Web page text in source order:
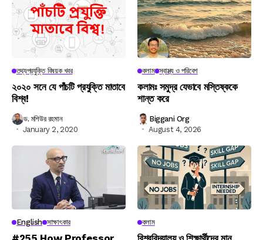
তথ্যপ্রযুক্তি বিষয়ক খবর
২০২০ সনে যে পাঁচটি প্রযুক্তি মাতাবে
বিশ্ব!
ড. মশিউর রহমান
January 2, 2020
কলাম স্বাস্থ্য ও পরিবেশ
কলামঃ সমুদ্র যেভাবে মস্তিষ্ককে
শান্ত করে
Biggani Org
August 4, 2026
English সাক্ষাৎকার কলাম